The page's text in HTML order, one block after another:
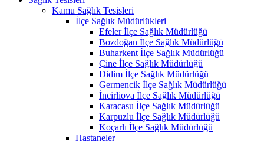
Kamu Sağlık Tesisleri
İlçe Sağlık Müdürlükleri
Efeler İlçe Sağlık Müdürlüğü
Bozdoğan İlçe Sağlık Müdürlüğü
Buharkent İlçe Sağlık Müdürlüğü
Çine İlçe Sağlık Müdürlüğü
Didim İlçe Sağlık Müdürlüğü
Germencik İlçe Sağlık Müdürlüğü
İncirliova İlçe Sağlık Müdürlüğü
Karacasu İlçe Sağlık Müdürlüğü
Karpuzlu İlçe Sağlık Müdürlüğü
Koçarlı İlçe Sağlık Müdürlüğü
Hastaneler